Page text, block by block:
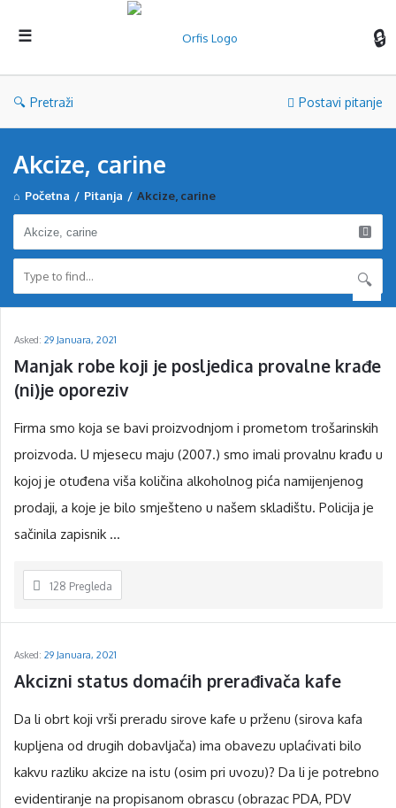
Pretraži Postavi pitanje
Akcize, carine
Početna / Pitanja / Akcize, carine
D
i
s
y
L
a
t
e
s
P
i
t
n
j
a
Asked: 29 Januara, 2021
Manjak robe koji je posljedica provalne krađe
(ni)je oporeziv
Firma smo koja se bavi proizvodnjom i prometom trošarinskih
proizvoda. U mjesecu maju (2007.) smo imali provalnu krađu u
kojoj je otuđena viša količina alkoholnog pića namijenjenog
prodaji, a koje je bilo smješteno u našem skladištu. Policija je
sačinila zapisnik ...
128 Pregleda
Asked: 29 Januara, 2021
Akcizni status domaćih prerađivača kafe
Da li obrt koji vrši preradu sirove kafe u prženu (sirova kafa
kupljena od drugih dobavljača) ima obavezu uplaćivati bilo
kakvu razliku akcize na istu (osim pri uvozu)? Da li je potrebno
evidentiranje na propisanom obrascu (obrazac PDA, PDV